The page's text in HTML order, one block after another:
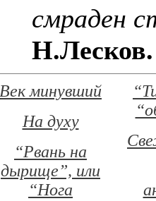
смраден
Век минувший
На духу
“Рвань на
дырище”, или
“Нога